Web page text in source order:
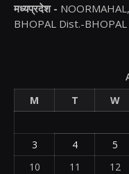
मध्यप्रदेश -
BHOPAL Dist.-BHOPAL
M
T W
3
4 5
10
11 12